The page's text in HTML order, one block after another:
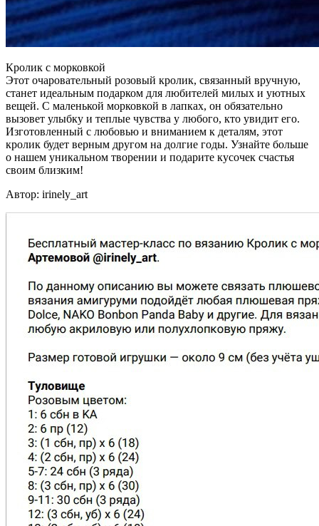
Кролик с морковкой
Этот очаровательный розовый кролик, связанный вручную,
станет идеальным подарком для любителей милых и уютных
вещей. С маленькой морковкой в лапках, он обязательно
вызовет улыбку и теплые чувства у любого, кто увидит его.
Изготовленный с любовью и вниманием к деталям, этот
кролик будет верным другом на долгие годы. Узнайте больше
о нашем уникальном творении и подарите кусочек счастья
своим близким!
Автор: irinely_аrt